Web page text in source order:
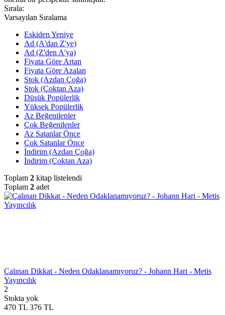
Sırala:
Varsayılan Sıralama
Eskiden Yeniye
Ad (A'dan Z'ye)
Ad (Z'den A'ya)
Fiyata Göre Artan
Fiyata Göre Azalan
Stok (Azdan Çoğa)
Stok (Çoktan Aza)
Düşük Popülerlik
Yüksek Popülerlik
Az Beğenilenler
Çok Beğenilenler
Az Satanlar Önce
Çok Satanlar Önce
İndirim (Azdan Çoğa)
İndirim (Çoktan Aza)
Toplam 2 kitap listelendi
Toplam 2 adet
Çalınan Dikkat - Neden Odaklanamıyoruz? - Johann Hari - Metis
Yayıncılık
2
Stokta yok
470 TL 376 TL